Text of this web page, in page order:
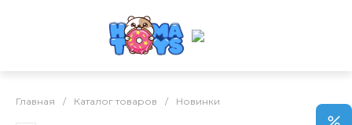
Главная / Каталог товаров / Новинки